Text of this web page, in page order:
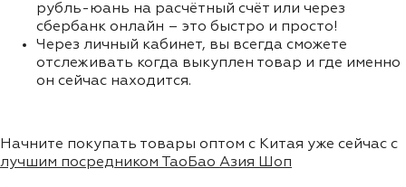
рубль-юань на расчётный счёт или через
сбербанк онлайн – это быстро и просто!
Через личный кабинет, вы всегда сможете
отслеживать когда выкуплен товар и где именно
он сейчас находится.
Начните покупать товары оптом с Китая уже сейчас с
лучшим посредником ТаоБао Азия Шоп